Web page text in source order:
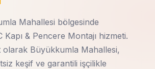
Mahallesi bölgesinde
& Pencere Montajı hizmeti.
olarak Büyükkumla Mahallesi,
keşif ve garantili işçilikle